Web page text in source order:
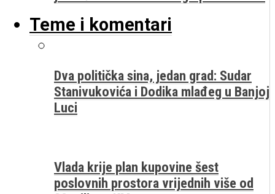
Teme i komentari
Dva politička sina, jedan grad: Sudar
Stanivukovića i Dodika mlađeg u Banjoj
Luci
Vlada krije plan kupovine šest
poslovnih prostora vrijednih više od